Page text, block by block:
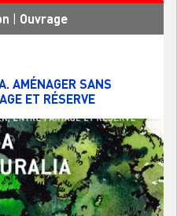
Ouvrage
AMÉNAGER SANS
ET RÉSERVE